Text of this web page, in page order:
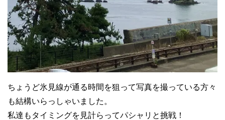
ちょうど氷見線が通る時間を狙って写真を撮っている方々
も結構いらっしゃいました。
私達もタイミングを見計らってパシャリと挑戦！